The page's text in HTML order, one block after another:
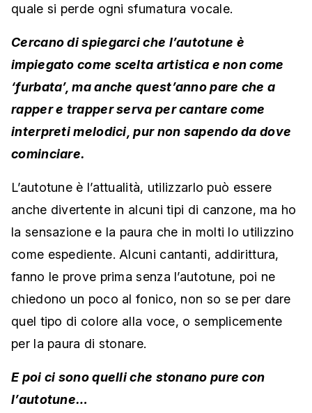
quale si perde ogni sfumatura vocale.
Cercano di spiegarci che l’autotune è
impiegato come scelta artistica e non come
‘furbata’, ma anche quest’anno pare che a
rapper e trapper serva per cantare come
interpreti melodici, pur non sapendo da dove
cominciare.
L’autotune è l’attualità, utilizzarlo può essere
anche divertente in alcuni tipi di canzone, ma ho
la sensazione e la paura che in molti lo utilizzino
come espediente. Alcuni cantanti, addirittura,
fanno le prove prima senza l’autotune, poi ne
chiedono un poco al fonico, non so se per dare
quel tipo di colore alla voce, o semplicemente
per la paura di stonare.
E poi ci sono quelli che stonano pure con
l’autotune…